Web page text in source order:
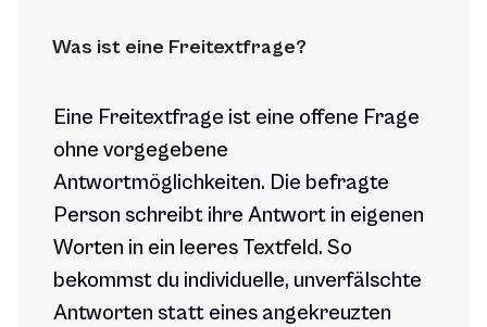
Was ist eine Freitextfrage?
Eine Freitextfrage ist eine offene Frage
ohne vorgegebene
Antwortmöglichkeiten. Die befragte
Person schreibt ihre Antwort in eigenen
Worten in ein leeres Textfeld. So
bekommst du individuelle, unverfälschte
Antworten statt eines angekreuzten